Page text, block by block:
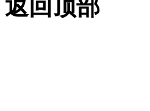
返回顶部